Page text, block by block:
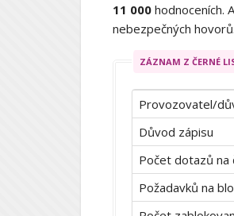
11 000 hodnoceních.
nebezpečných hovorů.
ZÁZNAM Z ČERNÉ
Provozovatel/
Důvod zápisu
Počet dotazů na
Požadavků na